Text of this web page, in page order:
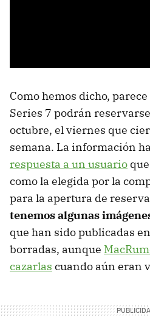
Como hemos dicho,
Series 7 podrán
octubre, el viernes que
semana. La información
respuesta a un usuario
como la elegida por la
para la apertura de
tenemos algunas
que han sido publicadas
borradas, aunque
cazarlas cuando aún eran